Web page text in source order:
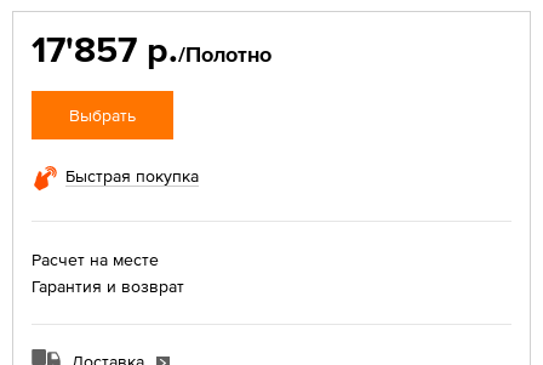
17'857 р./Полотно
Выбрать
Быстрая покупка
Расчет на месте
Гарантия и возврат
Доставка